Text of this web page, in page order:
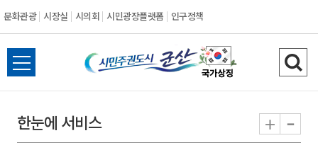
문화관광 시장실 시의회 시민광장플랫폼 인구정책
시
민
전
체
뉴
열
검
색
기
한눈에 서비스 + -